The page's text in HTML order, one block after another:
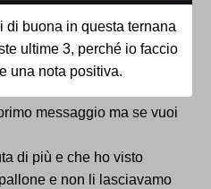
di buona in questa ternana
ultime 3, perché io faccio
una nota positiva.
messaggio ma se vuoi
di più e che ho visto
e non li lasciavamo